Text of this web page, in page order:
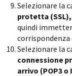
Selezionare la
protetta (SSL),
quindi
corrispondenza
Selezionare la
connessione
arrivo (POP3 o